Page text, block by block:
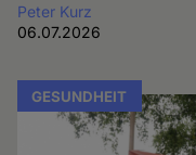
Peter Kurz
06.07.2026
GESUNDHEIT